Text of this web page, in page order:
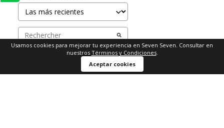
Usamos cookies para mejorar tu experiencia en Seven Seven. Consultar en
nuestros Términos y Condiciones.
Aceptar cookies